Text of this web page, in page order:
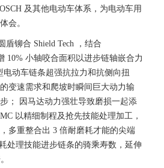
及其他电动车体系，为电动车用
会。
铆合 Shield Tech ，结合
10% 小轴咬合面积以进步链轴嵌合力
电动车链条超强抗拉力和抗侧向扭
变速需求和爬坡时瞬间巨大动力输
； 因马达动力强壮导致磨损一起添
以精细制程及抢先技能处理加工，
多重整合出 3 倍耐磨耗才能的尖端
处理技能进步链条的骑乘寿数，延伸